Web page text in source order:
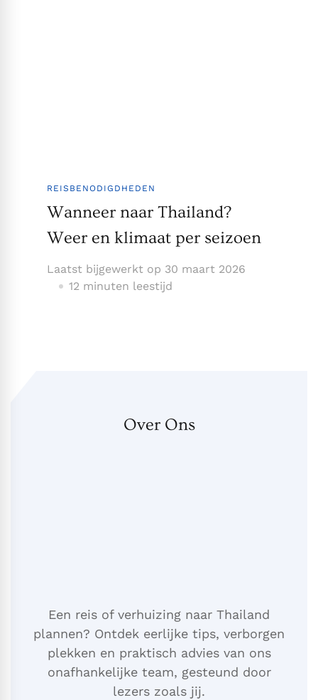
REISBENODIGDHEDEN
Wanneer naar Thailand?
Weer en klimaat per seizoen
Laatst bijgewerkt op 30 maart 2026
12 minuten leestijd
Over Ons
Een reis of verhuizing naar Thailand
plannen? Ontdek eerlijke tips, verborgen
plekken en praktisch advies van ons
onafhankelijke team, gesteund door
lezers zoals jij.